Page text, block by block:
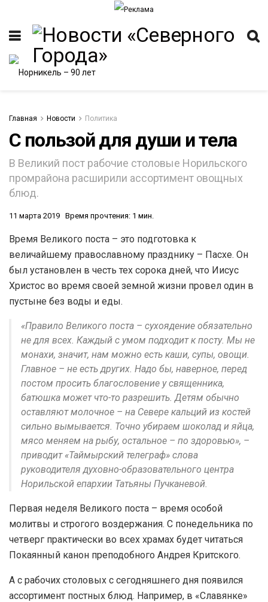
Главная Новости Политика
С пользой для души и тела
В Великий пост рабочие столовые Норильского
промрайона расширили ассортимент овощных
блюд.
11 марта 2019 Время прочтения: 1 мин.
Время Великого поста – это подготовка к
величайшему православному празднику – Пасхе. Он
был установлен в честь тех сорока дней, что Иисус
Христос во время своей земной жизни провел один в
пустыне без воды и еды.
«Правило Великого поста – сухоядение обязательно
не для всех. Каждый с умом подходит к посту. Мы не
монахи, значит, нам можно есть каши, супы, овощи.
Главное – не есть других. Надо бы, наверное, перед
постом просить благословение у священника,
батюшка может что-то разрешить. Детям обычно
оставляют молочное – на Севере кальций из костей
сильно вымывается. Точно убираем шоколад и яйца,
мясо меняем на рыбу, остальное – по здоровью», –
приводит «Таймырский телеграф» слова
руководителя духовно-образовательного центра
Норильской епархии Татьяны Пучканевой.
Первая неделя Великого поста – время особой
молитвы и строгого воздержания. С понедельника по
четверг практически во всех храмах будет читаться
Покаянный канон преподобного Андрея Критского.
А с рабочих столовых с сегодняшнего дня появился
ассортимент постных блюд. Например, в «Славянке»